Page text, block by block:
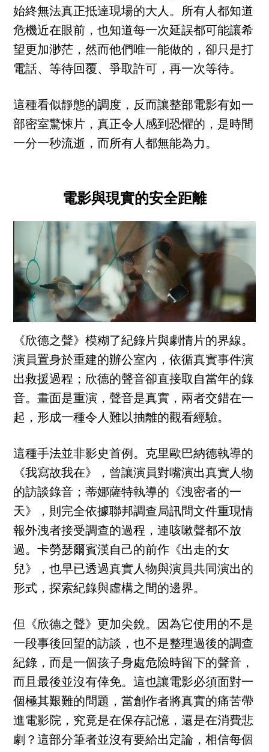
始終無法真正抵達現場的大人。所有人都知道
危機近在眼前，也知道每一次延誤都可能讓希
望更加渺茫，然而他們唯一能做的，卻只是打
電話、等待回覆、爭取許可，再一次等待。
這種看似靜態的調度，反而讓整部電影有如一
部密室驚悚片，真正令人感到恐懼的，是時間
一分一秒流逝，而所有人都無能為力。
電影與現實的安全距離
《欣德之聲》模糊了紀錄片與劇情片的界線。
演員置身於重建的辦公室內，依循真實事件演
出救援過程；欣德的聲音卻直接取自當年的錄
音。畫面是重演，聲音是真實，兩者交錯在一
起，形成一種令人難以抽離的觀看經驗。
這種手法並非影史首例。克里歐巴納德執導的
《我寫故我在》，曾讓演員對嘴演出真實人物
的訪談錄音；蒂娜薩特執導的《洩密者的一
天》，則完全依據聯邦調查局訊問文件重現情
報外洩者接受調查的過程，連咳嗽聲都不放
過。卡勞瑟爾賓漢自己的前作《出走的女
兒》，也早已透過真實人物與演員共同演出的
形式，探索紀錄與虛構之間的邊界。
但《欣德之聲》更加尖銳。因為它使用的不是
一段事後回望的訪談，也不是整理過後的調查
紀錄，而是一個孩子身處危險時留下的聲音，
而且最後並沒有倖免。這也讓電影必須面對一
個極其艱難的問題，當創作者將真實的痛苦帶
進電影院，究竟是在保存記憶，還是在消費悲
劇？這部分筆者並沒有要給出定論，相信每個